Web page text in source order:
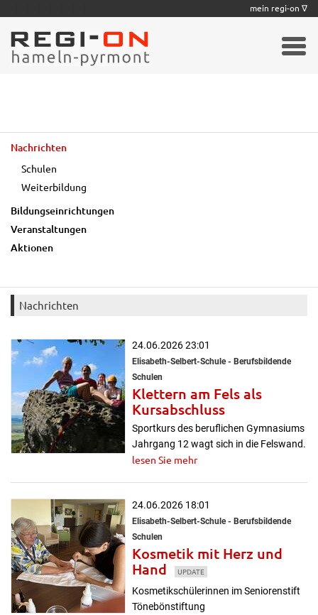
Nachrichten
Schulen
Weiterbildung
Bildungseinrichtungen
Veranstaltungen
Aktionen
Nachrichten
24.06.2026 23:01
Elisabeth-Selbert-Schule - Berufsbildende
Schulen
Klettern am Fels als
Kursabschluss
Sportkurs des beruflichen Gymnasiums
Jahrgang 12 wagt sich in die Felswand.
lesen Sie mehr
24.06.2026 18:01
Elisabeth-Selbert-Schule - Berufsbildende
Schulen
Kosmetik mit Herz und
Hand
UPDATE
Kosmetikschülerinnen im Seniorenstift
Tönebönstiftung
mein regi-on ∇